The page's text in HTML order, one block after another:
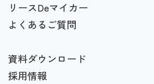
リースDeマイカー
よくあるご質問
資料ダウンロード
採用情報